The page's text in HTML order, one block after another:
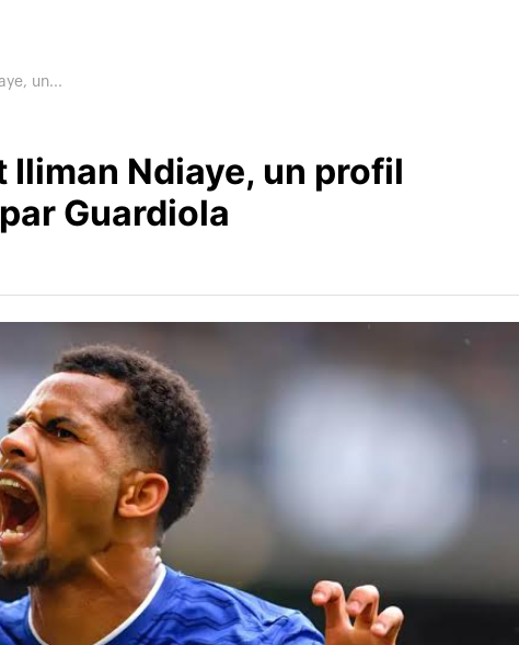
un...
Ndiaye, un profil
Guardiola